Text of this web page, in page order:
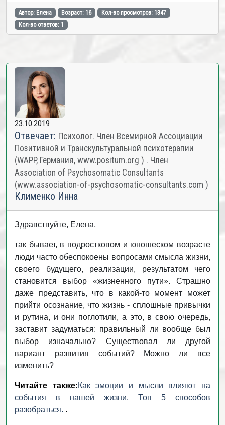
Автор: Елена Возраст: 16
Кол-во просмотров: 1347
Кол-во ответов: 1
23.10.2019
Отвечает: Психолог. Член Всемирной Ассоциации
Позитивной и Транскультуральной психотерапии
(WAPP, Германия, www.positum.org ) . Член
Association of Psychosomatic Consultants
(www.association-of-psychosomatic-consultants.com )
Клименко Инна
Здравствуйте, Елена,
так бывает, в подростковом и юношеском возрасте
люди часто обеспокоены вопросами смысла жизни,
своего будущего, реализации, результатом чего
становится выбор «жизненного пути». Страшно
даже представить, что в какой-то момент может
прийти осознание, что жизнь - сплошные привычки
и рутина, и они поглотили, а это, в свою очередь,
заставит задуматься: правильный ли вообще был
выбор изначально? Существовал ли другой
вариант развития событий? Можно ли все
изменить?
Читайте также:Как эмоции и мысли влияют на
события в нашей жизни. Топ 5 способов
разобраться. .